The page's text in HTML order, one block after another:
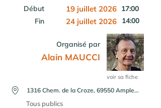
Début 19 juillet 2026 17:00
Fin
24 juillet 2026 14:00
Organisé par
Alain MAUCCI
voir sa fiche
1316 Chem. de la Croze, 69550 Amplepuis, France
Tous publics